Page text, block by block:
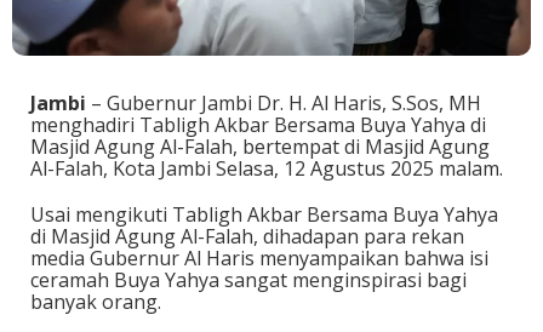
Jambi – Gubernur Jambi Dr. H. Al Haris, S.Sos, MH
menghadiri Tabligh Akbar Bersama Buya Yahya di
Masjid Agung Al-Falah, bertempat di Masjid Agung
Al-Falah, Kota Jambi Selasa, 12 Agustus 2025 malam.
Usai mengikuti Tabligh Akbar Bersama Buya Yahya
di Masjid Agung Al-Falah, dihadapan para rekan
media Gubernur Al Haris menyampaikan bahwa isi
ceramah Buya Yahya sangat menginspirasi bagi
banyak orang.